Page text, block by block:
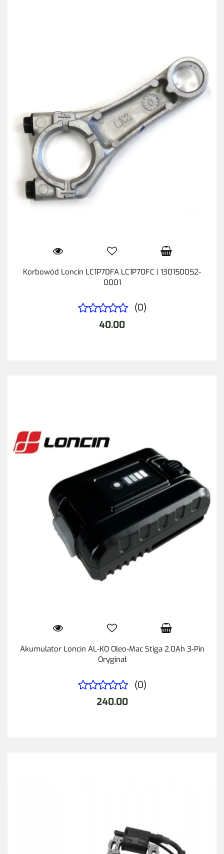
Korbowód Loncin LC1P70FA LC1P70FC | 130150052-
0001
(0)
40.00
Akumulator Loncin AL-KO Oleo-Mac Stiga 2.0Ah 3-Pin
Oryginał
(0)
240.00